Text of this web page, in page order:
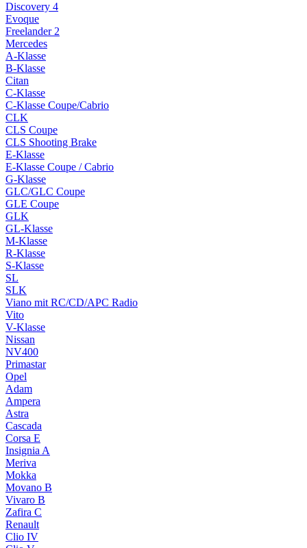
Discovery 4
Evoque
Freelander 2
Mercedes
A-Klasse
B-Klasse
Citan
C-Klasse
C-Klasse Coupe/Cabrio
CLK
CLS Coupe
CLS Shooting Brake
E-Klasse
E-Klasse Coupe / Cabrio
G-Klasse
GLC/GLC Coupe
GLE Coupe
GLK
GL-Klasse
M-Klasse
R-Klasse
S-Klasse
SL
SLK
Viano mit RC/CD/APC Radio
Vito
V-Klasse
Nissan
NV400
Primastar
Opel
Adam
Ampera
Astra
Cascada
Corsa E
Insignia A
Meriva
Mokka
Movano B
Vivaro B
Zafira C
Renault
Clio IV